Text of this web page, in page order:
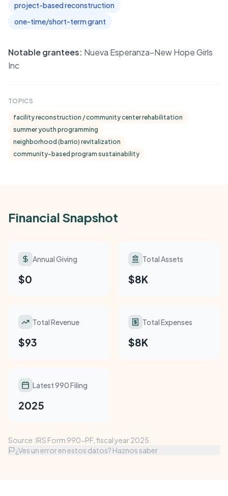
project-based reconstruction
one-time/short-term grant
Notable grantees: Nueva Esperanza–New Hope Girls
Inc
TOPICS
facility reconstruction / community center rehabilitation
summer youth programming
neighborhood (barrio) revitalization
community-based program sustainability
Financial Snapshot
Annual Giving
$0
Total Assets
$8K
Total Revenue
$93
Total Expenses
$8K
Latest 990 Filing
2025
Source: IRS Form 990-PF, fiscal year 2025.
¿Ves un error en estos datos? Haznos saber